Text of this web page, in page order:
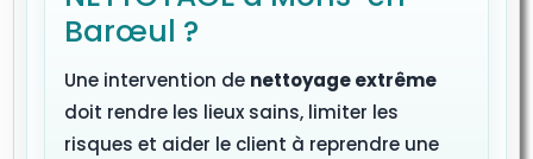
Barœul ?
Une intervention de nettoyage extrême
doit rendre les lieux sains, limiter les
risques et aider le client à reprendre une